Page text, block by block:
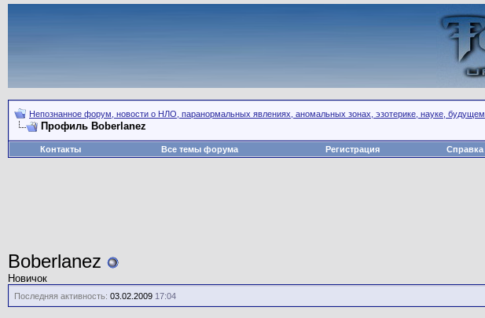
Непознанное форум, новости о НЛО, паранормальных явлениях, аномальных зонах, эзотерике, науке, будущем
Профиль Boberlanez
Контакты Все темы форума Регистрация Справка
Boberlanez
Новичок
Последняя активность: 03.02.2009 17:04